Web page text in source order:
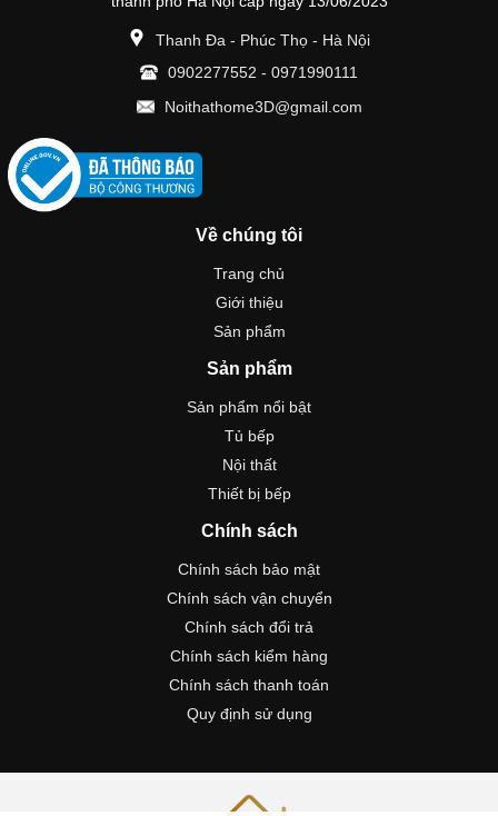
Thanh Đa - Phúc Thọ - Hà Nội
0902277552 - 0971990111
Noithathome3D@gmail.com
Về chúng tôi
Trang chủ
Giới thiệu
Sản phẩm
Sản phẩm
Sản phẩm nổi bật
Tủ bếp
Nội thất
Thiết bị bếp
Chính sách
Chính sách bảo mật
Chính sách vận chuyển
Chính sách đổi trả
Chính sách kiểm hàng
Chính sách thanh toán
Quy định sử dụng